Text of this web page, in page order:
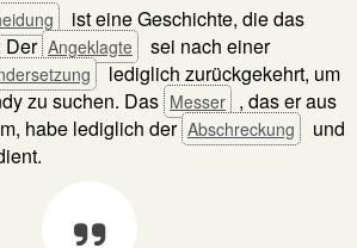
ist eine Geschichte, die das
Der Angeklagte
sei nach einer
lediglich zurückgekehrt, um
zu suchen. Das Messer , das er aus
habe lediglich der Abschreckung
und